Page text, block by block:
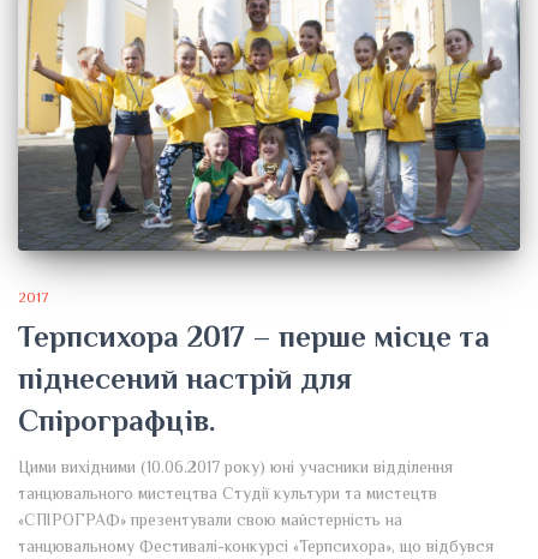
2017
Терпсихора 2017 – перше місце та
піднесений настрій для
Спірографців.
Цими вихідними (10.06.2017 року) юні учасники відділення
танцювального мистецтва Студії культури та мистецтв
«СПІРОГРАФ» презентували свою майстерність на
танцювальному Фестивалі-конкурсі «Терпсихора», що відбувся